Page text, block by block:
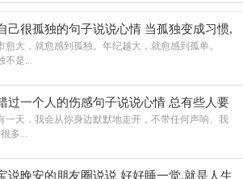
己很孤独的句子说说心情 当孤独变成习惯,
奢求有人陪伴
愈大，就愈感到孤独。年纪越大，就愈感到孤单。
不是...
过一个人的伤感句子说说心情 总有些人要
一天，我会从你身边默默地走开，不带任何声响、我
多...
说晚安的朋友圈说说 好好睡一觉,就是人生